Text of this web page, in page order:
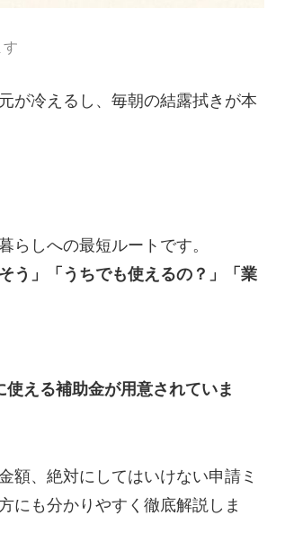
す
が冷えるし、毎朝の結露拭きが本
らしへの最短ルートです。
う」「うちでも使えるの？」「業
える補助金が用意されていま
額、絶対にしてはいけない申請ミ
にも分かりやすく徹底解説しま